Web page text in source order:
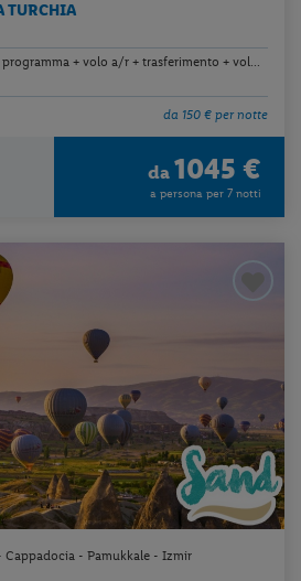
TURCHIA
+ volo a/r + trasferimento + vol...
da 150 € per notte
da 1045 €
a persona per 7 notti
- Pamukkale - Izmir